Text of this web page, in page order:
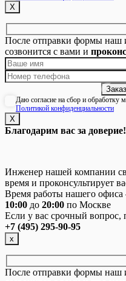
Х
После отправки формы наш
созвонится с вами и
Даю согласие на сбор и обработку
Политикой конфиденциальности
Х
Благодарим вас за доверие!
Инженер нашей компании
время и проконсультирует
Время работы нашего
10:00 до 20:00 по Москве
Если у вас срочный вопрос,
+7 (495) 295-90-95
х
После отправки формы наш